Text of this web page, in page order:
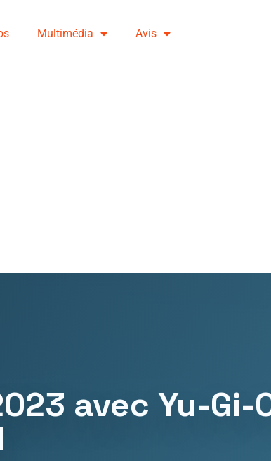
Multimédia Avis
avec Yu-Gi-